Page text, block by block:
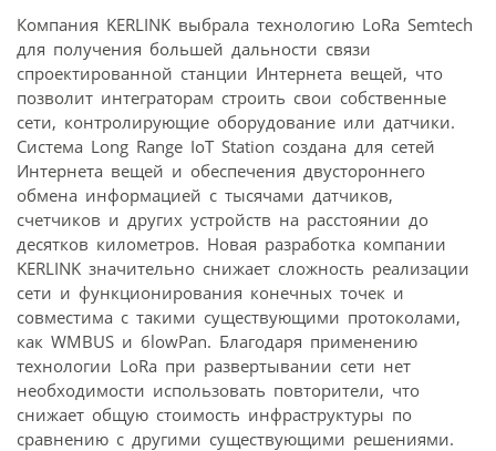
Компания KERLINK выбрала технологию LoRa Semtech
для получения большей дальности связи
спроектированной станции Интернета вещей, что
позволит интеграторам строить свои собственные
сети, контролирующие оборудование или датчики.
Система Long Range IoT Station создана для сетей
Интернета вещей и обеспечения двустороннего
обмена информацией с тысячами датчиков,
счетчиков и других устройств на расстоянии до
десятков километров. Новая разработка компании
KERLINK значительно снижает сложность реализации
сети и функционирования конечных точек и
совместима с такими существующими протоколами,
как WMBUS и 6lowPan. Благодаря применению
технологии LoRa при развертывании сети нет
необходимости использовать повторители, что
снижает общую стоимость инфраструктуры по
сравнению с другими существующими решениями.